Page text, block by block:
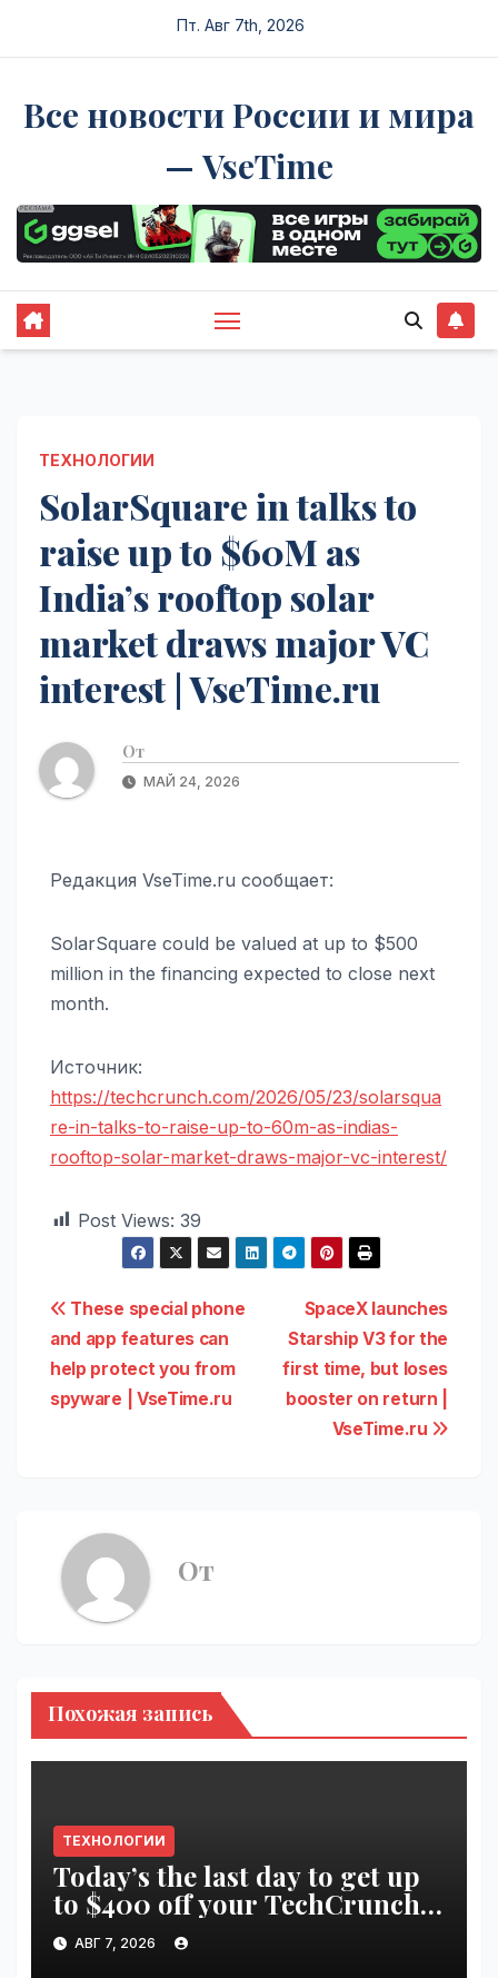
Пт. Авг 7th, 2026
Все новости России и мира
— VseTime
ТЕХНОЛОГИИ
SolarSquare in talks to
raise up to $60M as
India’s rooftop solar
market draws major VC
interest | VseTime.ru
От
МАЙ 24, 2026
Редакция VseTime.ru сообщает:
SolarSquare could be valued at up to $500
million in the financing expected to close next
month.
Источник:
https://techcrunch.com/2026/05/23/solarsqua
re-in-talks-to-raise-up-to-60m-as-indias-
rooftop-solar-market-draws-major-vc-interest/
Post Views: 39
Навигация
по
записям
SpaceX launches
Starship V3 for the
first time, but loses
booster on return |
VseTime.ru
These special phone
and app features can
help protect you from
spyware | VseTime.ru
От
Похожая запись
ТЕХНОЛОГИИ
Today’s the last day to get up
to $400 off your TechCrunch
Disrupt 2026 ticket |
VseTime.ru
АВГ 7, 2026